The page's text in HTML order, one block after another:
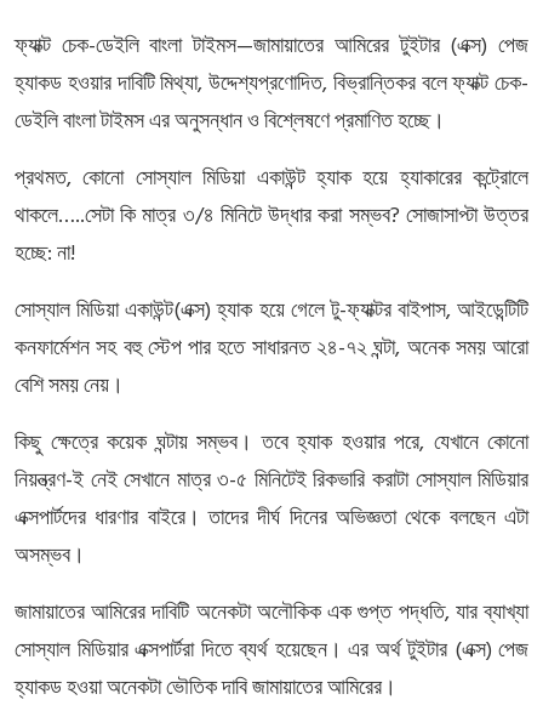
ফ্যাক্ট চেক-ডেইলি বাংলা টাইমস—জামায়াতের আমিরের টুইটার(এক্স)পেজ
হ্যাকড হওয়ার দাবিটি মিথ্যা, উদ্দেশ্যপ্রণোদিত, বিভ্রান্তিকর বলে ফ্যাক্ট চেক-
ডেইলি বাংলা টাইমস এর অনুসন্ধান ও বিশ্লেষণে প্রমাণিত হচ্ছে।
প্রথমত,কোনো সোস্যাল মিডিয়া একাউন্ট হ্যাক হয়ে হ্যাকারের কন্ট্রোলে
থাকলে…..সেটা কি মাত্র ৩/৪ মিনিটে উদ্ধার করা সম্ভব? সোজাসাপ্টা উত্তর
হচ্ছে: না!
সোস্যাল মিডিয়া একাউন্ট(এক্স)হ্যাক হয়ে গেলে টু-ফ্যাক্টর বাইপাস, আইডেন্টিটি
কনফার্মেশন সহ বহু স্টেপ পার হতে সাধারনত ২৪-৭২ ঘন্টা, অনেক সময় আরো
বেশি সময় নেয়।
কিছু ক্ষেত্রে কয়েক ঘন্টায় সম্ভব। তবে হ্যাক হওয়ার পরে, যেখানে কোনো
নিয়ন্ত্রণ-ই নেই সেখানে মাত্র ৩-৫ মিনিটেই রিকভারি করাটা সোস্যাল মিডিয়ার
এক্সপার্টদের ধারণার বাইরে। তাদের দীর্ঘ দিনের অভিজ্ঞতা থেকে বলছেন এটা
অসম্ভব।
জামায়াতের আমিরের দাবিটি অনেকটা অলৌকিক এক গুপ্ত পদ্ধতি, যার ব্যাখ্যা
সোস্যাল মিডিয়ার এক্সপার্টরা দিতে ব্যর্থ হয়েছেন। এর অর্থ টুইটার (এক্স) পেজ
হ্যাকড হওয়া অনেকটা ভৌতিক দাবি জামায়াতের আমিরের।